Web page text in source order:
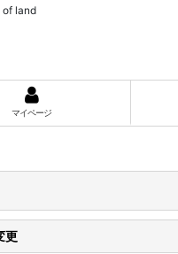
of land
マイページ
更